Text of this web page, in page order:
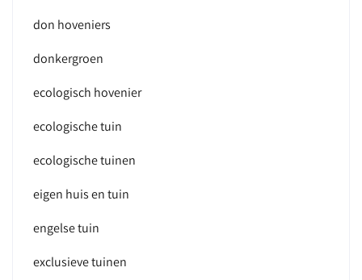
don hoveniers
donkergroen
ecologisch hovenier
ecologische tuin
ecologische tuinen
eigen huis en tuin
engelse tuin
exclusieve tuinen